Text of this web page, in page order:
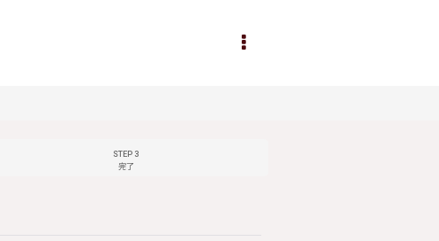
STEP 3
完了